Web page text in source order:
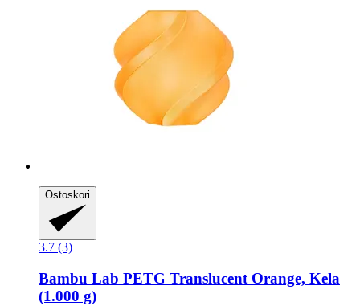
Ostoskori
3.7 (3)
Bambu Lab PETG Translucent Orange, Kela
(1.000 g)